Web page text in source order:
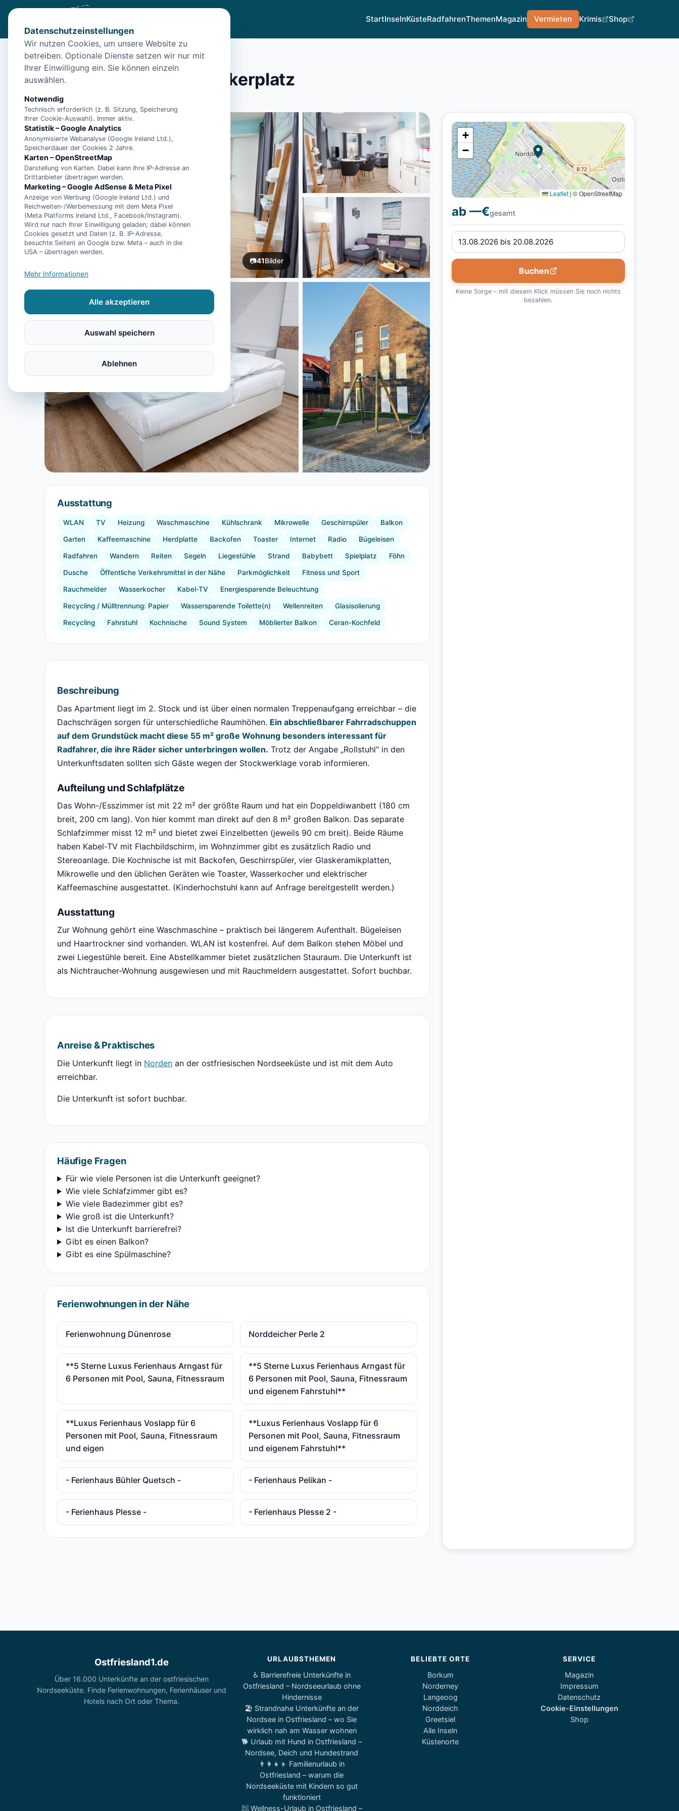
StartInselnKüsteRadfahrenThemenMagazin Vermieten Krimis Shop
Start Unterkünfte Norden/Norden: Apartment Ankerplatz
Norden: Apartment Ankerplatz
26506 Norden
📷41Bilder
Ausstattung
WLAN TV Heizung Waschmaschine Kühlschrank Mikrowelle Geschirrspüler Balkon
Garten Kaffeemaschine Herdplatte Backofen Toaster Internet Radio Bügeleisen
Radfahren Wandern Reiten Segeln Liegestühle Strand Babybett Spielplatz Föhn
Dusche Öffentliche Verkehrsmittel in der Nähe Parkmöglichkeit Fitness und Sport
Rauchmelder Wasserkocher Kabel-TV Energiesparende Beleuchtung
Recycling / Mülltrennung: Papier Wassersparende Toilette(n) Wellenreiten Glasisolierung
Recycling Fahrstuhl Kochnische Sound System Möblierter Balkon Ceran-Kochfeld
Beschreibung
Das Apartment liegt im 2. Stock und ist über einen normalen Treppenaufgang erreichbar – die
Dachschrägen sorgen für unterschiedliche Raumhöhen. Ein abschließbarer Fahrradschuppen
auf dem Grundstück macht diese 55 m² große Wohnung besonders interessant für
Radfahrer, die ihre Räder sicher unterbringen wollen. Trotz der Angabe „Rollstuhl" in den
Unterkunftsdaten sollten sich Gäste wegen der Stockwerklage vorab informieren.
Aufteilung und Schlafplätze
Das Wohn-/Esszimmer ist mit 22 m² der größte Raum und hat ein Doppeldiwanbett (180 cm
breit, 200 cm lang). Von hier kommt man direkt auf den 8 m² großen Balkon. Das separate
Schlafzimmer misst 12 m² und bietet zwei Einzelbetten (jeweils 90 cm breit). Beide Räume
haben Kabel-TV mit Flachbildschirm, im Wohnzimmer gibt es zusätzlich Radio und
Stereoanlage. Die Kochnische ist mit Backofen, Geschirrspüler, vier Glaskeramikplatten,
Mikrowelle und den üblichen Geräten wie Toaster, Wasserkocher und elektrischer
Kaffeemaschine ausgestattet. (Kinderhochstuhl kann auf Anfrage bereitgestellt werden.)
Ausstattung
Zur Wohnung gehört eine Waschmaschine – praktisch bei längerem Aufenthalt. Bügeleisen
und Haartrockner sind vorhanden. WLAN ist kostenfrei. Auf dem Balkon stehen Möbel und
zwei Liegestühle bereit. Eine Abstellkammer bietet zusätzlichen Stauraum. Die Unterkunft ist
als Nichtraucher-Wohnung ausgewiesen und mit Rauchmeldern ausgestattet. Sofort buchbar.
Anreise & Praktisches
Die Unterkunft liegt in Norden an der ostfriesischen Nordseeküste und ist mit dem Auto
erreichbar.
Die Unterkunft ist sofort buchbar.
Häufige Fragen
Für wie viele Personen ist die Unterkunft geeignet?
Wie viele Schlafzimmer gibt es?
Wie viele Badezimmer gibt es?
Wie groß ist die Unterkunft?
Ist die Unterkunft barrierefrei?
Gibt es einen Balkon?
Gibt es eine Spülmaschine?
Ferienwohnungen in der Nähe
Ferienwohnung Dünenrose Norddeicher Perle 2
**5 Sterne Luxus Ferienhaus Arngast für
6 Personen mit Pool, Sauna, Fitnessraum
**5 Sterne Luxus Ferienhaus Arngast für
6 Personen mit Pool, Sauna, Fitnessraum
und eigenem Fahrstuhl**
**Luxus Ferienhaus Voslapp für 6
Personen mit Pool, Sauna, Fitnessraum
und eigen
**Luxus Ferienhaus Voslapp für 6
Personen mit Pool, Sauna, Fitnessraum
und eigenem Fahrstuhl**
- Ferienhaus Bühler Quetsch - - Ferienhaus Pelikan -
- Ferienhaus Plesse - - Ferienhaus Plesse 2 -
+
−
Leaflet | © OpenStreetMap
ab —€gesamt
Buchen
Keine Sorge – mit diesem Klick müssen Sie noch nichts
bezahlen.
Ostfriesland1.de
Über 16.000 Unterkünfte an der ostfriesischen
Nordseeküste. Finde Ferienwohnungen, Ferienhäuser und
Hotels nach Ort oder Thema.
URLAUBSTHEMEN
♿ Barrierefreie Unterkünfte in
Ostfriesland – Nordseeurlaub ohne
Hindernisse
🏖️ Strandnahe Unterkünfte an der
Nordsee in Ostfriesland – wo Sie
wirklich nah am Wasser wohnen
🐕 Urlaub mit Hund in Ostfriesland –
Nordsee, Deich und Hundestrand
👨‍👩‍👧‍👦 Familienurlaub in
Ostfriesland – warum die
Nordseeküste mit Kindern so gut
funktioniert
🧖 Wellness-Urlaub in Ostfriesland –
BELIEBTE ORTE
Borkum
Norderney
Langeoog
Norddeich
Greetsiel
Alle Inseln
Küstenorte
SERVICE
Magazin
Impressum
Datenschutz
Cookie-Einstellungen
Shop
Datenschutzeinstellungen
Wir nutzen Cookies, um unsere Website zu
betreiben. Optionale Dienste setzen wir nur mit
Ihrer Einwilligung ein. Sie können einzeln
auswählen.
Notwendig
Technisch erforderlich (z. B. Sitzung, Speicherung
Ihrer Cookie-Auswahl). Immer aktiv.
Statistik – Google Analytics
Anonymisierte Webanalyse (Google Ireland Ltd.),
Speicherdauer der Cookies 2 Jahre.
Karten – OpenStreetMap
Darstellung von Karten. Dabei kann Ihre IP-Adresse an
Drittanbieter übertragen werden.
Marketing – Google AdSense & Meta Pixel
Anzeige von Werbung (Google Ireland Ltd.) und
Reichweiten-/Werbemessung mit dem Meta Pixel
(Meta Platforms Ireland Ltd., Facebook/Instagram).
Wird nur nach Ihrer Einwilligung geladen; dabei können
Cookies gesetzt und Daten (z. B. IP-Adresse,
besuchte Seiten) an Google bzw. Meta – auch in die
USA – übertragen werden.
Mehr Informationen
Alle akzeptieren
Auswahl speichern
Ablehnen